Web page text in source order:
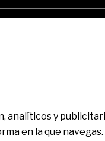
de Barcelona en
con el número 0081.
y
en la que